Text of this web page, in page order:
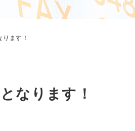
ます！
なります！